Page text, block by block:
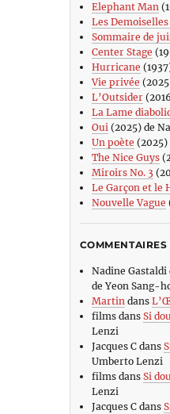
Elephant Man
Les
Sommaire de
Center Stage
Hurricane
Vie privée
L’Outsider
La Lame
Oui(2025) de
Un poète (2025)
The Nice Guys
Miroirs No. 3
Le Garçon et le
Nouvelle Vague
COMMENTAIRES
Nadine Gastaldi
de Yeon Sang-
Martin dans
filmsdans Si
Lenzi
Jacques Cdans
Umberto Lenzi
filmsdans Si
Lenzi
Jacques Cdans